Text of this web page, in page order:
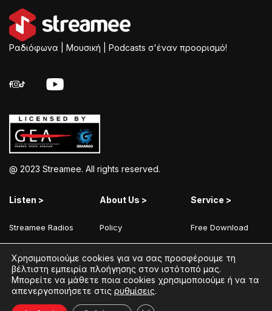
Ραδιόφωνα | Μουσική | Podcasts σ'έναν προορισμό!
@ 2023 Streamee. All rights reserved.
Listen >
Streamee Radios
Moods
Radios
Podcasts
About Us >
Policy
Terms of Use
Coins Explained
Streamee News
Service >
Free Download
Add Your Station
Contact
Χρησιμοποιούμε cookies για να σας προσφέρουμε τη
βέλτιστη εμπειρία πλοήγησης στον ιστότοπό μας.
Μπορείτε να μάθετε ποια cookies χρησιμοποιούμε ή να τα
απενεργοποιήσετε στις ρυθμίσεις.